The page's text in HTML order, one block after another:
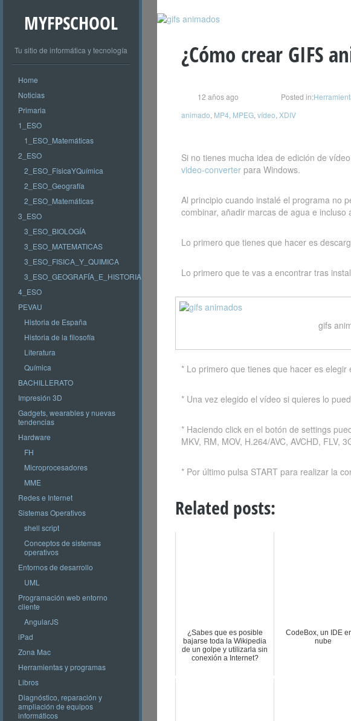
MYFPSCHOOL
Tu sitio de informática y tecnología
Home
Noticias
Primaria
1_ESO
1_ESO_Matemáticas
2_ESO
2_ESO_FísicaYQuímica
2_ESO_Geografía
2_ESO_Matemáticas
3_ESO
3_ESO_BIOLOGÍA
3_ESO_MATEMATICAS
3_ESO_FISICA_Y_QUIMICA
3_ESO_GEOGRAFÍA_E_HISTORIA
4_ESO
PEVAU
Historia de España
Historia de la filosofía
Literatura
Química
BACHILLERATO
Impresión 3D
Gadgets, wearables y nuevas
tendencias
Hardware
FH
Microprocesadores
MME
Redes e Internet
Sistemas Operativos
shell script
Conceptos de sistemas
operativos
Entornos de desarrollo
UML
Programación web entorno
cliente
AngularJS
iPad
Zona Mac
Herramientas y programas
Libros
Diagnóstico, reparación y
ampliación de equipos
informáticos
¿Cómo crear GIFS
12 años ago Posted in:
animado MP4 MPEG vídeo XDIV
Si no tienes mucha idea de edición de
video-converter para Windows.
Al principio cuando instalé el programa no
combinar, añadir marcas de agua e incluso
Lo primero que tienes que hacer es
Lo primero que te vas a encontrar tras
gifs
* Lo primero que tienes que hacer es
* Una vez elegido el vídeo si quieres lo
* Haciendo click en el botón de settings
MKV, RM, MOV, H.264/AVC, AVCHD, FLV,
* Por último pulsa START para realizar la
Related posts:
¿Sabes que es posible
bajarse toda la Wikipedia
de un golpe y utilizarla sin
conexión a Internet?
CodeBox, un IDE
nube